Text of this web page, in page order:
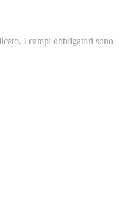
I campi obbligatori sono